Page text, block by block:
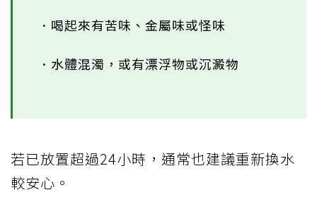
．喝起來有苦味、金屬味或怪味
．水體混濁，或有漂浮物或沉澱物
若已放置超過24小時，通常也建議重新換水
較安心。